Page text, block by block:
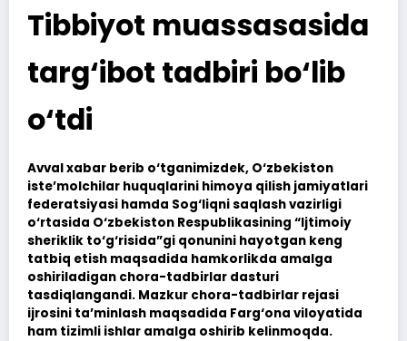
Tibbiyot muassasasida
targ‘ibot tadbiri bo‘lib
o‘tdi
Avval xabar berib o‘tganimizdek, O‘zbekiston
iste’molchilar huquqlarini himoya qilish jamiyatlari
federatsiyasi hamda Sog‘liqni saqlash vazirligi
o‘rtasida O‘zbekiston Respublikasining “Ijtimoiy
sheriklik to‘g‘risida”gi qonunini hayotgan keng
tatbiq etish maqsadida hamkorlikda amalga
oshiriladigan chora-tadbirlar dasturi
tasdiqlangandi. Mazkur chora-tadbirlar rejasi
ijrosini ta’minlash maqsadida Farg‘ona viloyatida
ham tizimli ishlar amalga oshirib kelinmoqda.